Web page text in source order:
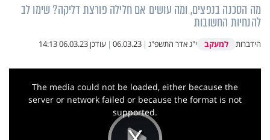
מה הסכנה בנפצים, ומה עושים אם חלילה פורצת דליקה? שימו לב
להנחיות החשובות
הידברות למעקב י"ג אדר התשפ"ג |
06.03.23
| עודכן06.03.23 14:13
This
The media could not be loaded, either because the
server or network failed or because the format is not
supported.